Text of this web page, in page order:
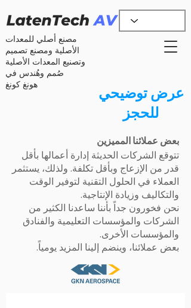
مصنع أصلي للمعدات
الأصلية ومصنع تصميم
وتصنيع المعدات الأصلية
صُمم وهُندس في
هونغ كونغ
عرض توضيحي
للحجز
بعض عملائنا المميزين
تتوقع الشركات الحديثة إدارة أعمالها بأقل
قدر من الإزعاج وبأقل تكلفة. ولذلك، يستثمر
العملاء في الحلول التقنية لتوفير الوقت
والتكاليف وزيادة الإنتاجية.
نحن فخورون جداً بأننا ساعدنا الكثير من
الشركات والمؤسسات التعليمية والفنادق
والمؤسسات الأخرى.
بعض عملائنا، وينضم إلينا المزيد يومياً.